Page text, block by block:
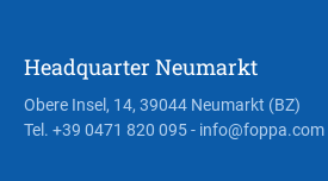
Headquarter Neumarkt
Obere Insel, 14, 39044 Neumarkt (BZ)
Tel. +39 0471 820 095- info@foppa.com